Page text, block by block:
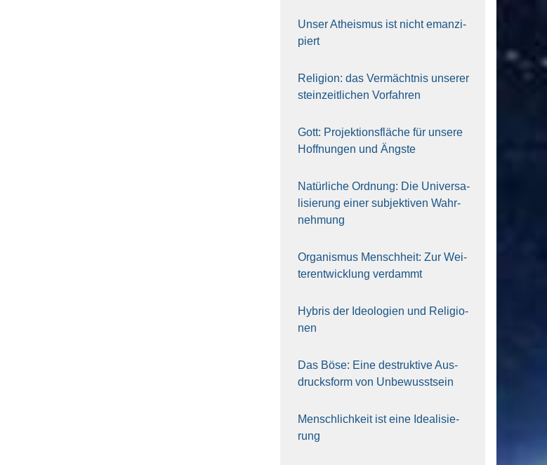
Unser Athe­is­mus ist nicht eman­zi­
piert
Reli­gi­on: das Ver­mächt­nis unse­rer
stein­zeit­li­chen Vor­fah­ren
Gott: Pro­jek­ti­ons­flä­che für unse­re
Hoff­nun­gen und Ängs­te
Natür­li­che Ord­nung: Die Uni­ver­sa­
li­sie­rung einer sub­jek­ti­ven Wahr­
neh­mung
Orga­nis­mus Mensch­heit: Zur Wei­
ter­ent­wick­lung ver­dammt
Hybris der Ideo­lo­gien und Reli­gio­
nen
Das Böse: Eine destruk­ti­ve Aus­
drucks­form von Unbe­wusst­sein
Mensch­lich­keit ist eine Idea­li­sie­
rung